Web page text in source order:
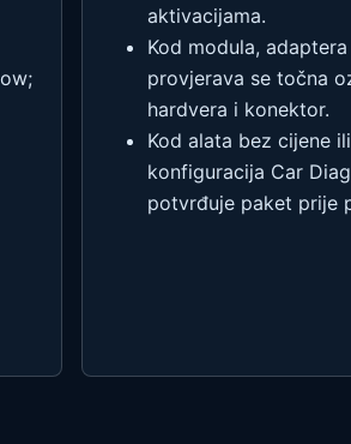
aktivacijama.
Kod modula,
provjerava se točna
hardvera i konektor.
Kod alata bez cijene
konfiguracija Car Diag
potvrđuje paket prije